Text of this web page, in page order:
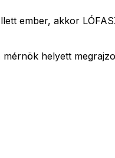
ember, akkor
helyett